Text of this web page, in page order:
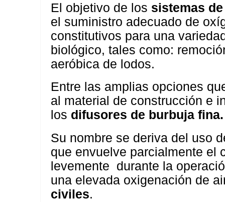
El objetivo de los sistemas
el suministro adecuado de
constitutivos para una
biológico, tales como:
aeróbica de lodos.
Entre las amplias opciones
al material de construcción e
los difusores de burbuja fina.
Su nombre se deriva del uso
que envuelve parcialmente el
levemente durante la
una elevada oxigenación de
civiles.